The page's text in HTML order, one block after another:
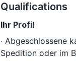
Qualifications
Ihr Profil
· Abgeschlossene
Spedition oder im